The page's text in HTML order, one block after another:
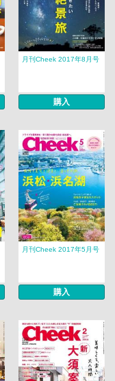
月刊Cheek 2017年8月号
購入
月刊Cheek 2017年5月号
購入